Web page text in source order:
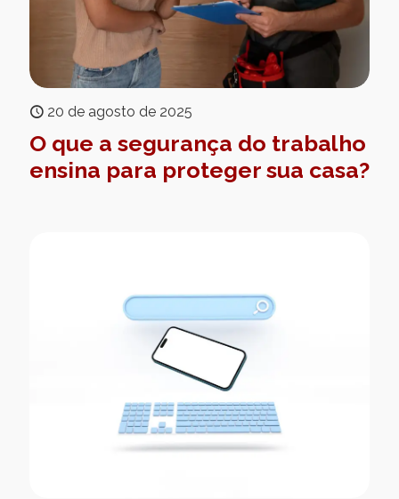
20 de agosto de 2025
O que a segurança do trabalho
ensina para proteger sua casa?